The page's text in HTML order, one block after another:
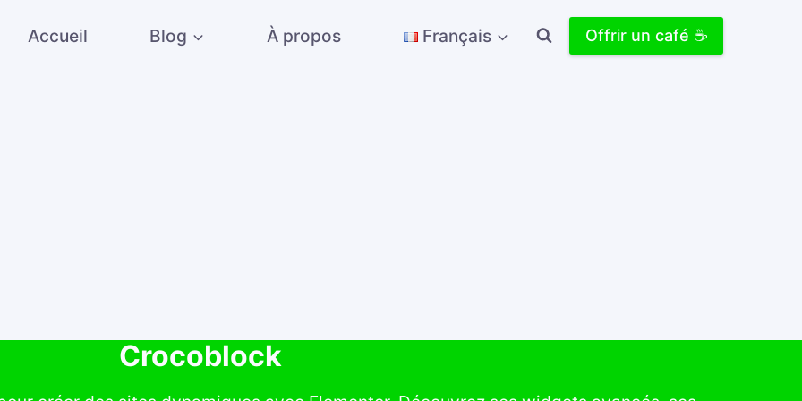
Accueil Blog À propos Français Offrir un café ☕️
Crocoblock